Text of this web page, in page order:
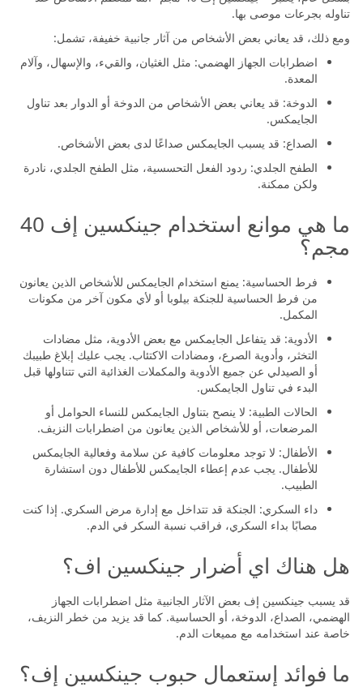
تناوله بجرعات موصى بها.
ومع ذلك، قد يعاني بعض الأشخاص من آثار جانبية خفيفة، تشمل:
اضطرابات الجهاز الهضمي: مثل الغثيان، والقيء، والإسهال، وآلام
المعدة.
الدوخة: قد يعاني بعض الأشخاص من الدوخة أو الدوار بعد تناول
الجايمكس.
الصداع: قد يسبب الجايمكس صداعًا لدى بعض الأشخاص.
الطفح الجلدي: ردود الفعل التحسسية، مثل الطفح الجلدي، نادرة
ولكن ممكنة.
ما هي موانع استخدام جينكسين إف 40
مجم؟
فرط الحساسية: يمنع استخدام الجايمكس للأشخاص الذين يعانون
من فرط الحساسية للجنكة بيلوبا أو لأي مكون آخر من مكونات
المكمل.
الأدوية: قد يتفاعل الجايمكس مع بعض الأدوية، مثل مضادات
التخثر، وأدوية الصرع، ومضادات الاكتئاب. يجب عليك إبلاغ طبيبك
أو الصيدلي عن جميع الأدوية والمكملات الغذائية التي تتناولها قبل
البدء في تناول الجايمكس.
الحالات الطبية: لا ينصح بتناول الجايمكس للنساء الحوامل أو
المرضعات، أو للأشخاص الذين يعانون من اضطرابات النزيف.
الأطفال: لا توجد معلومات كافية عن سلامة وفعالية الجايمكس
للأطفال. يجب عدم إعطاء الجايمكس للأطفال دون استشارة
الطبيب.
داء السكري: الجنكة قد تتداخل مع إدارة مرض السكري. إذا كنت
مصابًا بداء السكري، فراقب نسبة السكر في الدم.
هل هناك اي أضرار جينكسين اف؟
قد يسبب جينكسين إف بعض الآثار الجانبية مثل اضطرابات الجهاز
الهضمي، الصداع، الدوخة، أو الحساسية. كما قد يزيد من خطر النزيف،
خاصة عند استخدامه مع مميعات الدم.
ما فوائد إستعمال حبوب جينكسين إف؟